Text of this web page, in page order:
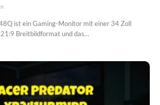
ist ein Gaming-Monitor mit einer 34 Zoll
21:9 Breitbildformat und das…